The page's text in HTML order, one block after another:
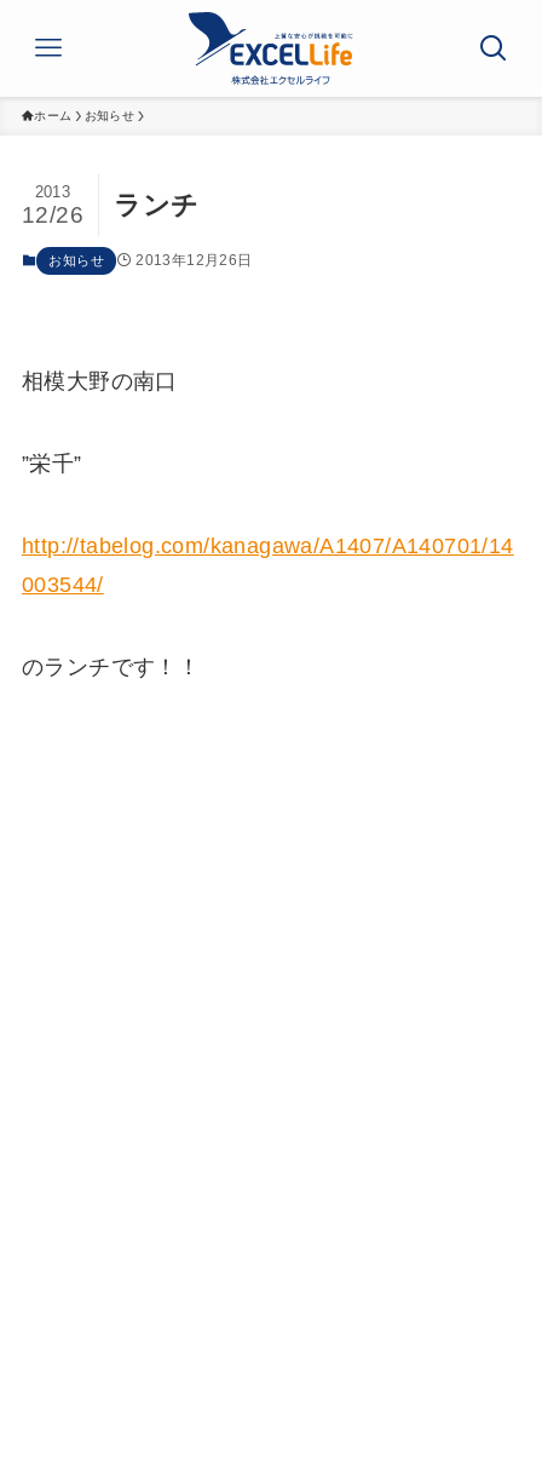
ホーム お知らせ
ランチ
2013
12/26
お知らせ 2013年12月26日
相模大野の南口
”栄千”
http://tabelog.com/kanagawa/A1407/A140701/14
003544/
のランチです！！